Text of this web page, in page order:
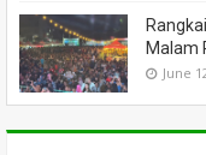
Malam
June